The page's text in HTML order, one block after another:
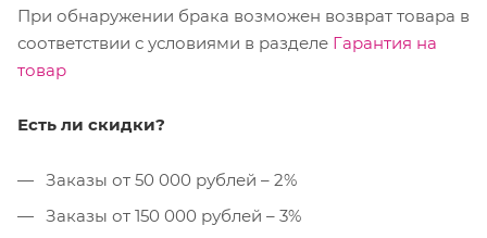
При обнаружении брака возможен возврат товара в
соответствии с условиями в разделе Гарантия на
товар
Есть ли скидки?
Заказы от 50 000 рублей – 2%
Заказы от 150 000 рублей – 3%